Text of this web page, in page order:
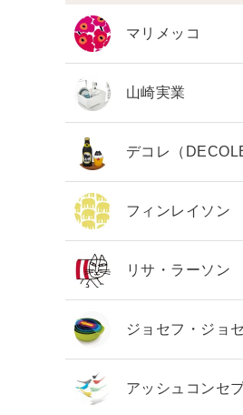
マリメッコ
山崎実業
デコレ（
フィンレイソン
リサ・ラーソン
ジョセフ・ジョ
アッシュコンセ